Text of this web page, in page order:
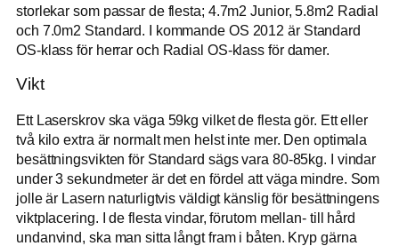
storlekar som passar de flesta; 4.7m2 Junior, 5.8m2 Radial
och 7.0m2 Standard. I kommande OS 2012 är Standard
OS-klass för herrar och Radial OS-klass för damer.
Vikt
Ett Laserskrov ska väga 59kg vilket de flesta gör. Ett eller
två kilo extra är normalt men helst inte mer. Den optimala
besättningsvikten för Standard sägs vara 80-85kg. I vindar
under 3 sekundmeter är det en fördel att väga mindre. Som
jolle är Lasern naturligtvis väldigt känslig för besättningens
viktplacering. I de flesta vindar, förutom mellan- till hård
undanvind, ska man sitta långt fram i båten. Kryp gärna